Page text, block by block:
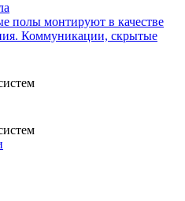
полы монтируют в качестве
Коммуникации, скрытые